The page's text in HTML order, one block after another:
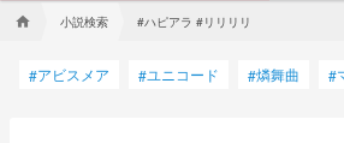
home 小説検索 #ハピアラ #リリリリ
#アビスメア #ユニコード #燐舞曲 #